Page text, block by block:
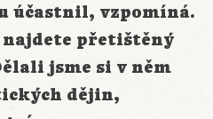
účastnil, vzpomíná.
přetištěný
jsme si v něm
dějin,